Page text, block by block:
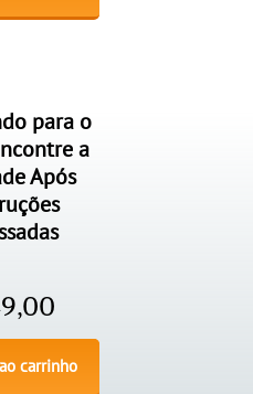
para o
a
Após
carrinho